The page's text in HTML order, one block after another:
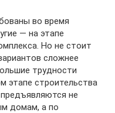
во время
— на этапе
Но не стоит
сложнее
трудности
этапе строительства
не
домам, а по